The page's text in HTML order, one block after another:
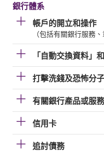
銀行體系
帳戶的開立和操作
（包括有關銀行服務
「自動交換資料」
打擊洗錢及恐怖分
有關銀行產品或服
信用卡
追討債務